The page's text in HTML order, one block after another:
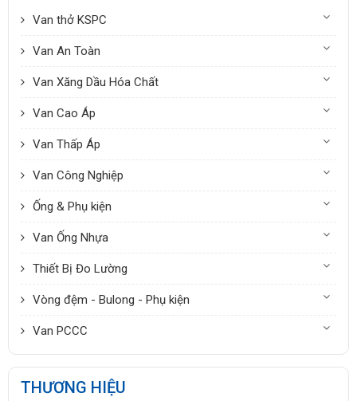
Van thở KSPC
Van An Toàn
Van Xăng Dầu Hóa Chất
Van Cao Áp
Van Thấp Áp
Van Công Nghiệp
Ống & Phụ kiện
Van Ống Nhựa
Thiết Bị Đo Lường
Vòng đệm - Bulong - Phụ kiện
Van PCCC
THƯƠNG HIỆU